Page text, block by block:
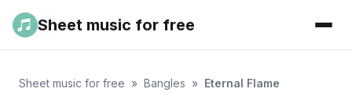
Sheet music for free
Sheet music for free » Bangles » Eternal Flame